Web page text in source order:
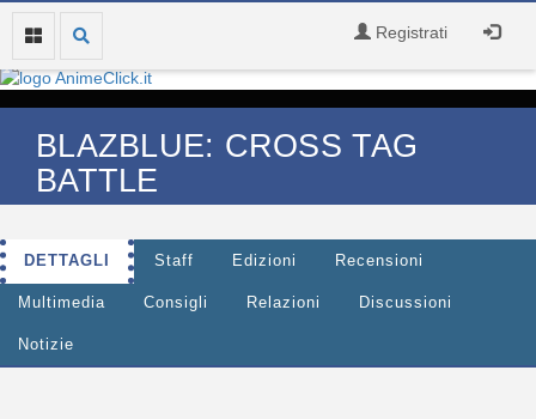
Registrati
BLAZBLUE: CROSS TAG
BATTLE
DETTAGLI Staff Edizioni Recensioni
Multimedia Consigli Relazioni Discussioni
Notizie